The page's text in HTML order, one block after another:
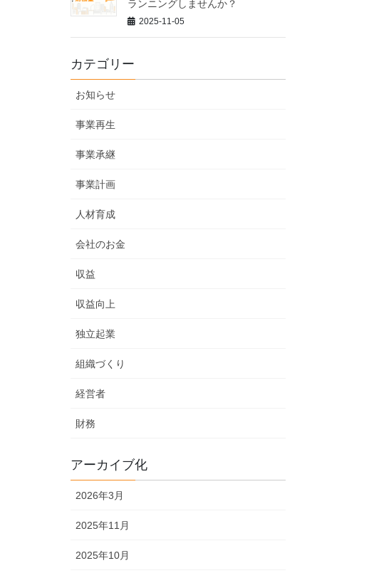
ランニングしませんか？
2025-11-05
カテゴリー
お知らせ
事業再生
事業承継
事業計画
人材育成
会社のお金
収益
収益向上
独立起業
組織づくり
経営者
財務
アーカイブ化
2026年3月
2025年11月
2025年10月